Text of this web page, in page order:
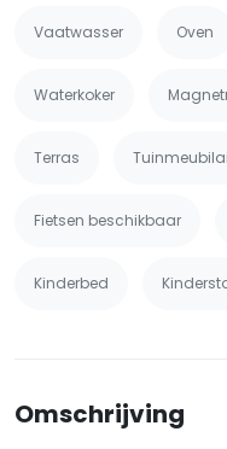
Vaatwasser Oven
Waterkoker
Terras
Fietsen beschikbaar
Kinderbed
Omschrijving